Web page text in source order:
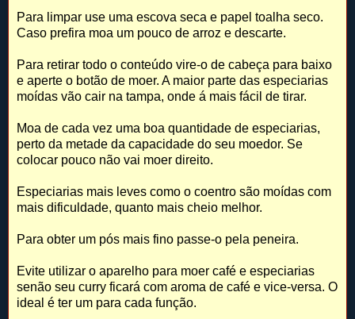
Para limpar use uma escova seca e papel toalha seco.
Caso prefira moa um pouco de arroz e descarte.
Para retirar todo o conteúdo vire-o de cabeça para baixo
e aperte o botão de moer. A maior parte das especiarias
moídas vão cair na tampa, onde á mais fácil de tirar.
Moa de cada vez uma boa quantidade de especiarias,
perto da metade da capacidade do seu moedor. Se
colocar pouco não vai moer direito.
Especiarias mais leves como o coentro são moídas com
mais dificuldade, quanto mais cheio melhor.
Para obter um pós mais fino passe-o pela peneira.
Evite utilizar o aparelho para moer café e especiarias
senão seu curry ficará com aroma de café e vice-versa. O
ideal é ter um para cada função.